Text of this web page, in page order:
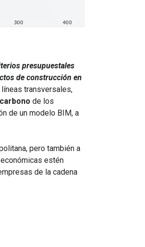
presupuestales
de construcción en
transversales,
de los
de un modelo BIM, a
pero también a
estén
de la cadena